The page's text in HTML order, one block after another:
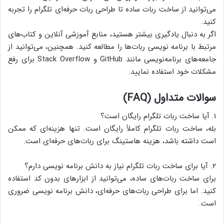
می‌توانید از ساخت ربات ساده تا طراحی ربات حرفه‌ای تلگرام را تجربه
کنید.
اگر به دنبال یادگیری بیشتر هستید، منابع آموزشی آنلاین و کتاب‌های
مرتبط با برنامه نویسی ربات‌ها را مطالعه کنید. همچنین، می‌توانید از
جامعه‌های برنامه‌نویسی مانند GitHub و Stack Overflow برای رفع
مشکلات خود استفاده نمایید.
سوالات متداول (FAQ)
۱. آیا ساخت ربات تلگرام رایگان است؟
بله، ساخت ربات تلگرام کاملاً رایگان است. تنها هزینه‌ای که ممکن
است داشته باشد، هزینه هاستینگ برای ربات‌های حرفه‌ای است.
۲. آیا برای ساخت ربات تلگرام نیاز به دانش برنامه نویسی دارم؟
برای ساخت ربات‌های ساده، می‌توانید از ابزارهای بدون کد استفاده
کنید. اما برای طراحی ربات‌های حرفه‌ای، دانش برنامه نویسی ضروری
است.